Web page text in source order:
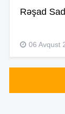
Rəşad
06 Avqust